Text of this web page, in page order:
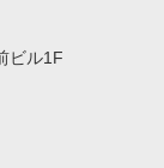
ビル1F